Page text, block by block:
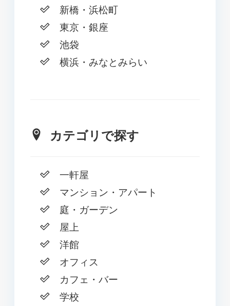
新橋・浜松町
東京・銀座
池袋
横浜・みなとみらい
カテゴリで探す
一軒屋
マンション・アパート
庭・ガーデン
屋上
洋館
オフィス
カフェ・バー
学校